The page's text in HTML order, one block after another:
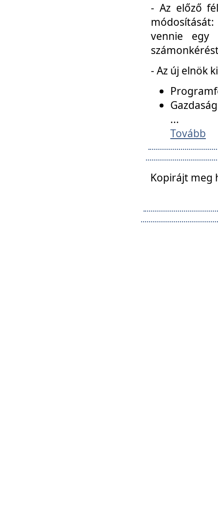
- Az előző
vennie egy
- Az új elnök
...
Tovább
Kopirájt meg